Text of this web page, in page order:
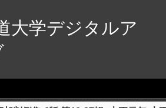
大学デジタルア